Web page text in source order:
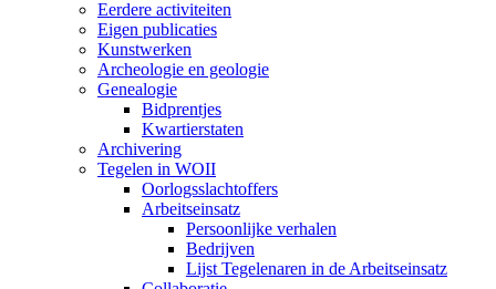
Eerdere activiteiten
Eigen publicaties
Kunstwerken
Archeologie en geologie
Genealogie
Bidprentjes
Kwartierstaten
Archivering
Tegelen in WOII
Oorlogsslachtoffers
Arbeitseinsatz
Persoonlijke verhalen
Bedrijven
Lijst Tegelenaren in de Arbeitseinsatz